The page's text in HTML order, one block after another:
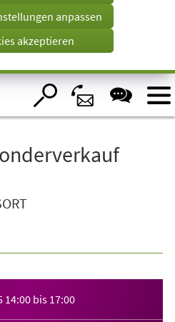
anpassen
akzeptieren
14:00 bis 17:00